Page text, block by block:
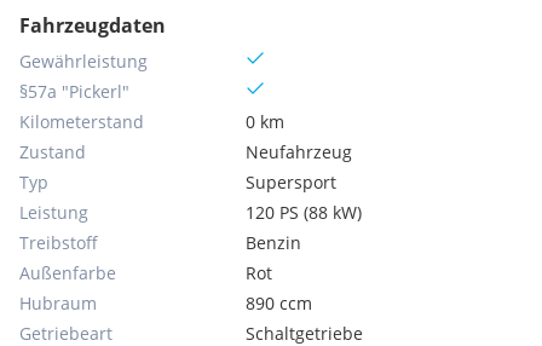
Fahrzeugdaten
Gewährleistung
§57a "Pickerl"
Kilometerstand
0 km
Zustand
Neufahrzeug
Typ
Supersport
Leistung
120 PS (88 kW)
Treibstoff
Benzin
Außenfarbe
Rot
Hubraum
890 ccm
Getriebeart
Schaltgetriebe